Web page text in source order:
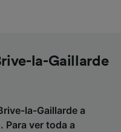
la-Gaillarde
la-Gaillarde a
Para ver toda a